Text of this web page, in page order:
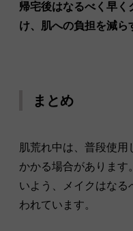
帰宅後はなるべく早く
け、肌への負担を減ら
まとめ
肌荒れ中は、普段使
かかる場合があります
いよう、メイクはなる
われています。